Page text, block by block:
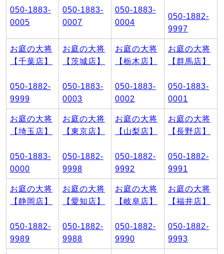
050-1883-
0005
050-1883-
0007
050-1883-
0004
050-1882-
9997
お庭の大将
【千葉店】
050-1882-
9999
お庭の大将
【茨城店】
050-1883-
0003
お庭の大将
【栃木店】
050-1883-
0002
お庭の大将
【群馬店】
050-1883-
0001
お庭の大将
【埼玉店】
050-1883-
0000
お庭の大将
【東京店】
050-1882-
9998
お庭の大将
【山梨店】
050-1882-
9992
お庭の大将
【長野店】
050-1882-
9991
お庭の大将
【静岡店】
050-1882-
9989
お庭の大将
【愛知店】
050-1882-
9988
お庭の大将
【岐阜店】
050-1882-
9990
お庭の大将
【福井店】
050-1882-
9993